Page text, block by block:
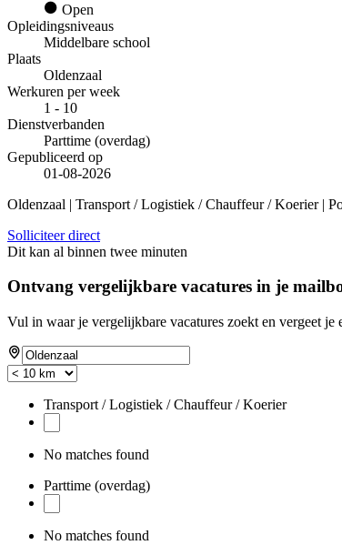
Open
Opleidingsniveaus
Middelbare school
Plaats
Oldenzaal
Werkuren per week
1 - 10
Dienstverbanden
Parttime (overdag)
Gepubliceerd op
01-08-2026
Oldenzaal | Transport / Logistiek / Chauffeur / Koerier |
Solliciteer direct
Dit kan al binnen twee minuten
Ontvang vergelijkbare vacatures in je
Vul in waar je vergelijkbare vacatures zoekt en vergeet je
Transport / Logistiek / Chauffeur / Koerier
No matches found
Parttime (overdag)
No matches found